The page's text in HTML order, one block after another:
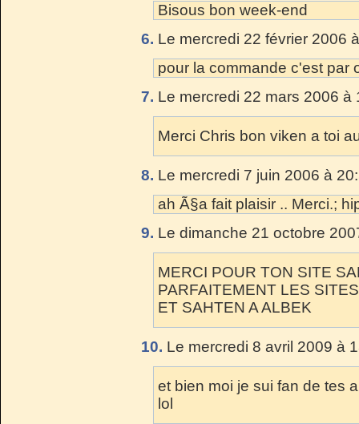
Bisous bon week-end
6. Le mercredi 22 février 2006
pour la commande c'est par
7. Le mercredi 22 mars 2006
Merci Chris bon viken a toi
8. Le mercredi 7 juin 2006 à
ah Ã§a fait plaisir .. Merci.;
9. Le dimanche 21 octobre
MERCI POUR TON SITE
PARFAITEMENT LES
ET SAHTEN A ALBEK
10. Le mercredi 8 avril 2009 à
et bien moi je sui fan de tes
lol